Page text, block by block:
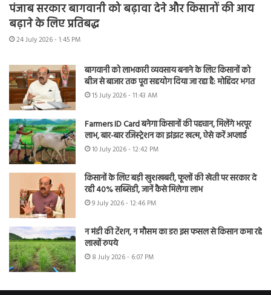
पंजाब सरकार बागवानी को बढ़ावा देने और किसानों की आय
बढ़ाने के लिए प्रतिबद्ध
24 July 2026 - 1:45 PM
बागवानी को लाभकारी व्यवसाय बनाने के लिए किसानों को
बीज से बाजार तक पूरा सहयोग दिया जा रहा है: मोहिंदर भगत
15 July 2026 - 11:43 AM
Farmers ID Card बनेगा किसानों की पहचान, मिलेंगे भरपूर
लाभ, बार-बार रजिस्ट्रेशन का झंझट खत्म, ऐसे करें अप्लाई
10 July 2026 - 12:42 PM
किसानों के लिए बड़ी खुशखबरी, फूलों की खेती पर सरकार दे
रही 40% सब्सिडी, जानें कैसे मिलेगा लाभ
9 July 2026 - 12:46 PM
न मंडी की टेंशन, न मौसम का डर! इस फसल से किसान कमा रहे
लाखों रुपये
8 July 2026 - 6:07 PM